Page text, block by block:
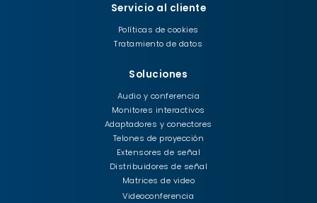
Servicio al cliente
Políticas de cookies
Tratamiento de datos
Soluciones
Audio y conferencia
Monitores interactivos
Adaptadores y conectores
Telones de proyección
Extensores de señal
Distribuidores de señal
Matrices de video
Videoconferencia